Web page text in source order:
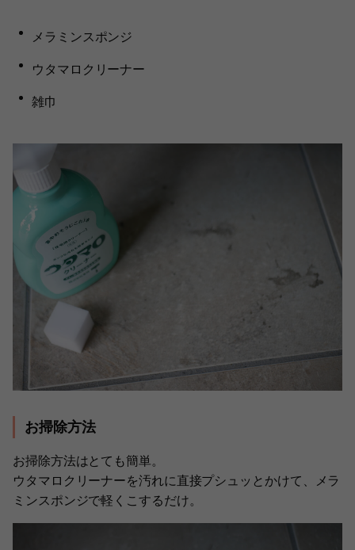
メラミンスポンジ
ウタマロクリーナー
雑巾
お掃除方法
お掃除方法はとても簡単。
ウタマロクリーナーを汚れに直接プシュッとかけて、メラ
ミンスポンジで軽くこするだけ。